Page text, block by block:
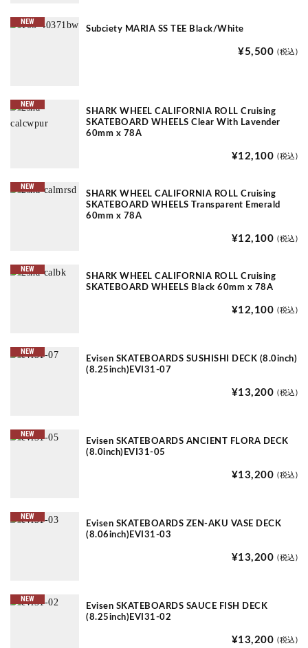
NEW
Subciety MARIA SS TEE Black/White
¥5,500 (税込)
NEW
SHARK WHEEL CALIFORNIA ROLL Cruising
SKATEBOARD WHEELS Clear With Lavender
60mm x 78A
¥12,100 (税込)
NEW
SHARK WHEEL CALIFORNIA ROLL Cruising
SKATEBOARD WHEELS Transparent Emerald
60mm x 78A
¥12,100 (税込)
NEW
SHARK WHEEL CALIFORNIA ROLL Cruising
SKATEBOARD WHEELS Black 60mm x 78A
¥12,100 (税込)
NEW
Evisen SKATEBOARDS SUSHISHI DECK (8.0inch)
(8.25inch)EVI31-07
¥13,200 (税込)
NEW
Evisen SKATEBOARDS ANCIENT FLORA DECK
(8.0inch)EVI31-05
¥13,200 (税込)
NEW
Evisen SKATEBOARDS ZEN-AKU VASE DECK
(8.06inch)EVI31-03
¥13,200 (税込)
NEW
Evisen SKATEBOARDS SAUCE FISH DECK
(8.25inch)EVI31-02
¥13,200 (税込)